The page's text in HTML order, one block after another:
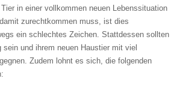
in einer vollkommen neuen Lebenssituation
zurechtkommen muss, ist dies
ein schlechtes Zeichen. Stattdessen sollten
sein und ihrem neuen Haustier mit viel
Zudem lohnt es sich, die folgenden